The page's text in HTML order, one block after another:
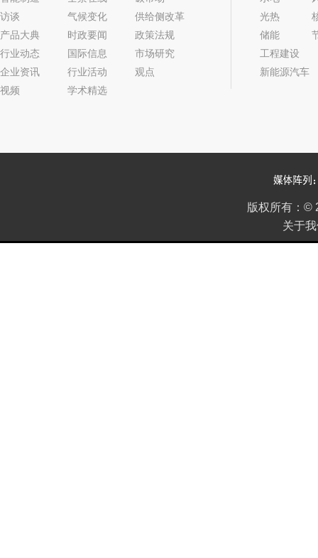
访谈
气候变化
供给侧改革
产品大典
时政要闻
政策法规
行业动态
国际信息
市场研究
企业资讯
行业活动
观点
视频
学术精选
光热
储能
工程建设
新能源汽车
版权所有： ©
关于